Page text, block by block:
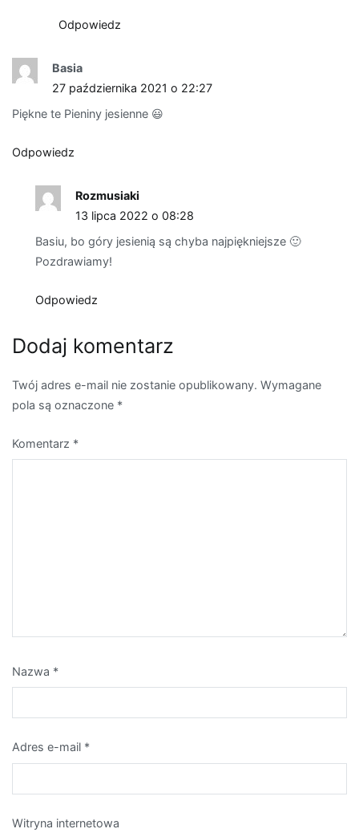
Odpowiedz
Basia
27 października 2021 o 22:27
Piękne te Pieniny jesienne 😃
Odpowiedz
Rozmusiaki
13 lipca 2022 o 08:28
Basiu, bo góry jesienią są chyba najpiękniejsze 🙂
Pozdrawiamy!
Odpowiedz
Dodaj komentarz
Twój adres e-mail nie zostanie opublikowany. Wymagane
pola są oznaczone *
Komentarz *
Nazwa *
Adres e-mail *
Witryna internetowa